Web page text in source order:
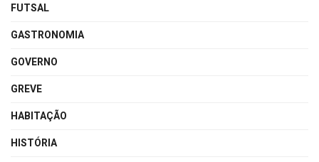
FUTSAL
GASTRONOMIA
GOVERNO
GREVE
HABITAÇÃO
HISTÓRIA